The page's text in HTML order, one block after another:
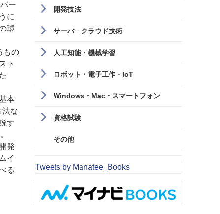
ー
に
環
もの
ト
本
法な
す
発
イ
る
開発技法
サーバ・クラウド技術
人工知能・機械学習
ロボット・電子工作・IoT
Windows・Mac・スマートフォン
資格試験
その他
Tweets by Manatee_Books